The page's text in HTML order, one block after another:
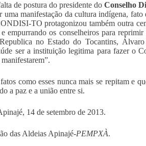
de postura do presidente doConselho
uma manifestação da cultura indígena,
TO protagonizou também outra
empurrando os conselheiros para
no Estado do Tocantins,
ser a instituição legitima para fazer o
como esses nunca mais se repitam e
a paz e a união entre si.
14 de setembro de 2013.
das Aldeias Apinajé-PEMPXÀ.